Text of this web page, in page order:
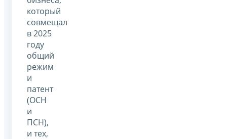
который
совмещал
в 2025
году
общий
режим
и
патент
(ОСН
и
ПСН),
и тех,